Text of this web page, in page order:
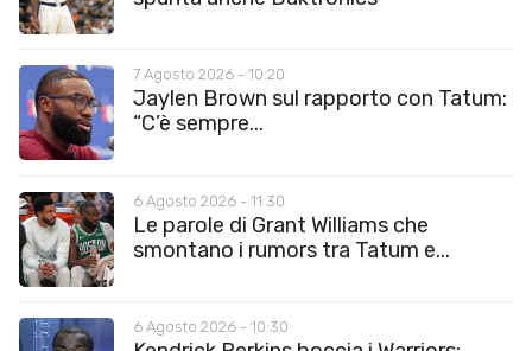
7 Agosto 2026 - 10:20
Jaylen Brown sul rapporto con Tatum:
“C’è sempre...
6 Agosto 2026 - 11:30
Le parole di Grant Williams che
smontano i rumors tra Tatum e...
6 Agosto 2026 - 10:30